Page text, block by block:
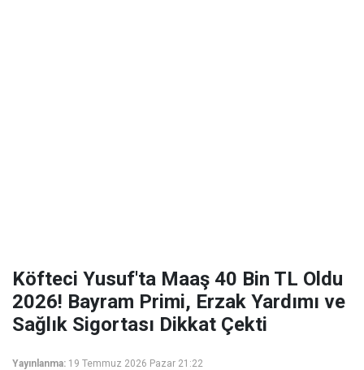
Köfteci Yusuf'ta Maaş 40 Bin TL Oldu
2026! Bayram Primi, Erzak Yardımı ve
Sağlık Sigortası Dikkat Çekti
Yayınlanma: 19 Temmuz 2026 Pazar 21:22